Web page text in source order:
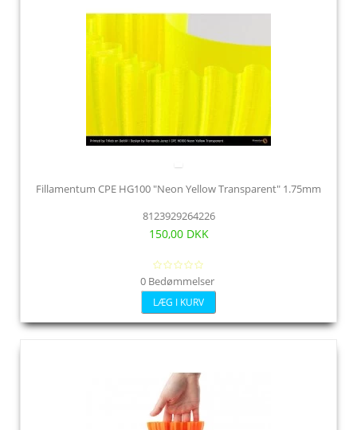
Fillamentum CPE HG100 "Neon Yellow Transparent" 1.75mm
8123929264226
150,00 DKK
0 Bedømmelser
LÆG I KURV